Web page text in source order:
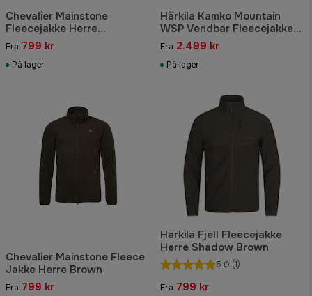
Chevalier Mainstone
Fleecejakke Herre
Mørkegrøn
Fra 799 kr
På lager
Härkila Kamko Mountain
WSP Vendbar Fleecejakke
Herre AXIS
MSP®Mountain/Shadow
brown
Fra 2.499 kr
På lager
Chevalier Mainstone Fleece
Jakke Herre Brown
Fra 799 kr
Härkila Fjell Fleecejakke
Herre Shadow Brown
5.0 (1)
Fra 799 kr